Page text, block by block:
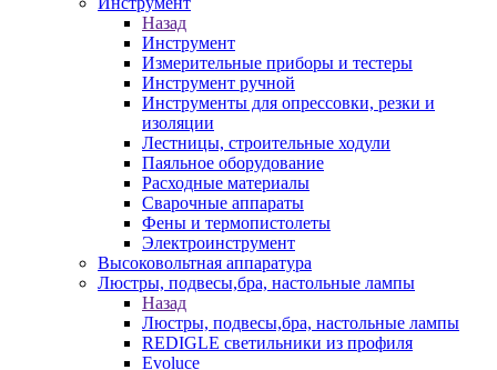
Назад
Инструмент
Измерительные приборы и тестеры
Инструмент ручной
Инструменты для опрессовки, резки и
изоляции
Лестницы, строительные ходули
Паяльное оборудование
Расходные материалы
Сварочные аппараты
Фены и термопистолеты
Электроинструмент
Высоковольтная аппаратура
Люстры, подвесы,бра, настольные лампы
Назад
Люстры, подвесы,бра, настольные лампы
REDIGLE светильники из профиля
Evoluce